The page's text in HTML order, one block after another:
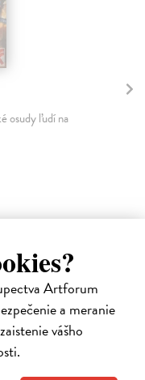
Artforum
a meranie
vášho
dvanáct
v č...